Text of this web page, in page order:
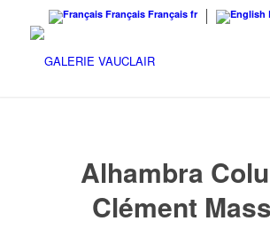
Français Français fr
Alhambra
Clément